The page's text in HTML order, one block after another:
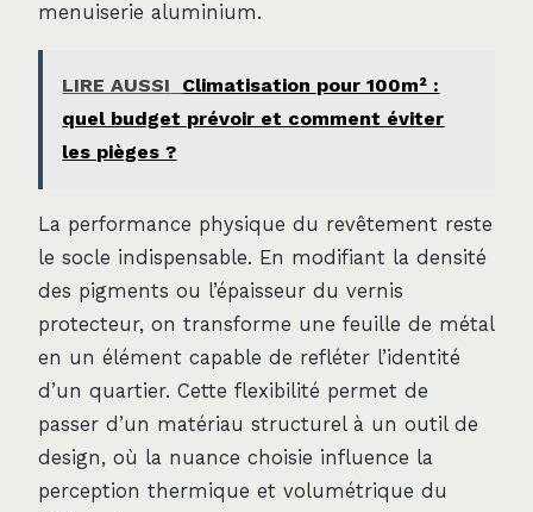
menuiserie aluminium.
LIRE AUSSI
Climatisation pour 100m² :
quel budget prévoir et comment éviter
les pièges ?
La performance physique du revêtement reste
le socle indispensable. En modifiant la densité
des pigments ou l’épaisseur du vernis
protecteur, on transforme une feuille de métal
en un élément capable de refléter l’identité
d’un quartier. Cette flexibilité permet de
passer d’un matériau structurel à un outil de
design, où la nuance choisie influence la
perception thermique et volumétrique du